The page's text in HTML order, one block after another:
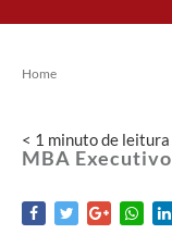
Home
< 1 minutode leitura
MBA Executivo